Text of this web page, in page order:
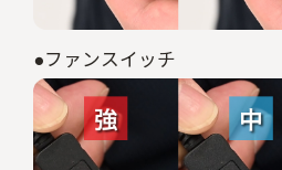
●ファンスイッチ